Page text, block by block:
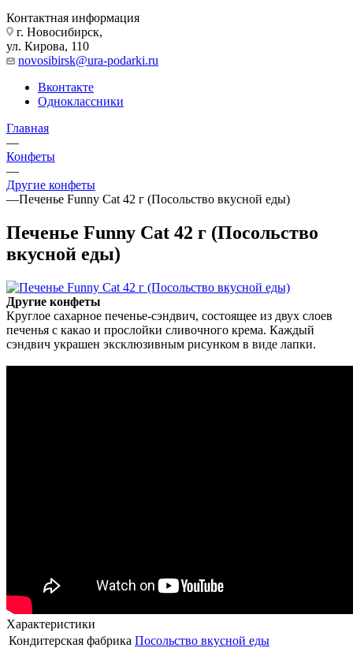
Контактная информация
г. Новосибирск,
ул. Кирова, 110
novosibirsk@ura-podarki.ru
Вконтакте
Одноклассники
Главная
—
Конфеты
—
Другие конфеты
—Печенье Funny Cat 42 г (Посольство вкусной еды)
Печенье Funny Cat 42 г (Посольство
вкусной еды)
Другие конфеты
Круглое сахарное печенье-сэндвич, состоящее из двух слоев
печенья с какао и прослойки сливочного крема. Каждый
сэндвич украшен эксклюзивным рисунком в виде лапки.
Характеристики
Кондитерская фабрика Посольство вкусной еды